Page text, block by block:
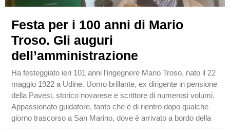
Festa per i 100 anni di Mario
Troso. Gli auguri
dell’amministrazione
Ha festeggiato ieri 101 anni l’ingegnere Mario Troso, nato il 22
maggio 1922 a Udine. Uomo brillante, ex dirigente in pensione
della Pavesi, storico novarese e scrittore di numerosi volumi.
Appassionato guidatore, tanto che è di rientro dopo qualche
giorno trascorso a San Marino, dove è arrivato a bordo della